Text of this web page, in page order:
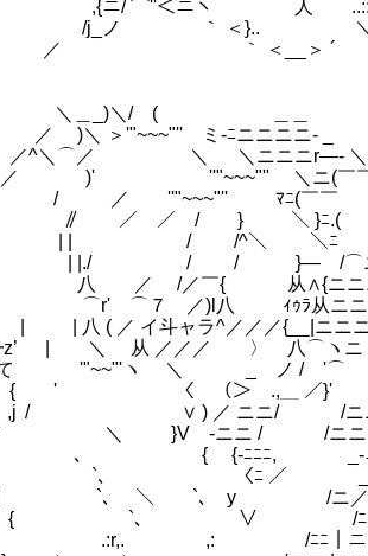
＜ニヽ 人 ..::＞ , | ,
ノ ｀ ＜}.. ＼
／ ｀ ＜__＞ ´
xXヽ }
Ｘ: : :.
:} ＼＿_)＼/ ( ＿
)＼ ＞'"~~~"'' ミ-ﾆニニニニ- _
／^＼⌒／ ＼ ＼ニニ
)' ''"~~~"'' ＼ニ(￣￣
''"~~~"'' ﾏﾆ(￣￣
／ / } ＼ }ﾆ.(
＼ﾆ￣￣＼ } ー―
/ }― /⌒ニニニ
￣{ 从∧{ニニニニ
／)l八 ｨｩﾗ从ニニ
斗ャラ^／／／{__|ニニニ
＼ 从 ／／／ 〉 八⌒ヽニ /ニ
ヽ ＼ _ ノ / '⌒ 〉ニニニ
（＞ .,＿ ／}' /- _ ニ
／ ニニ/ /ニニニ- _ニ
＼ }V -ニニ / /ニニニニニ
{-ﾆﾆﾆ, _-ニニニニニ
_-ニニニニニニ
y /ニ／ニニニニニ
`､ ∨ /ﾆﾆ'ニニニニ
.:r,. ,: /ﾆﾆ｜ニニニ